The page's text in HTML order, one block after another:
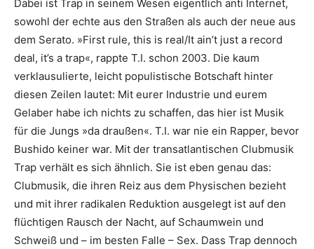
Dabei ist Trap in seinem Wesen eigentlich anti Internet,
sowohl der echte aus den Straßen als auch der neue aus
dem Serato. »First rule, this is real/It ain’t just a record
deal, it’s a trap«, rappte T.I. schon 2003. Die kaum
verklausulierte, leicht populis­tische Botschaft hinter
diesen Zeilen lautet: Mit eurer Industrie und eurem
Gelaber habe ich nichts zu schaffen, das hier ist Musik
für die Jungs »da draußen«. T.I. war nie ein Rapper, bevor
Bushido keiner war. Mit der transatlantischen Clubmusik
Trap verhält es sich ähnlich. Sie ist eben genau das:
Clubmusik, die ihren Reiz aus dem Physischen bezieht
und mit ihrer radikalen Reduktion ausgelegt ist auf den
flüchtigen Rausch der Nacht, auf Schaumwein und
Schweiß und – im besten Falle – Sex. Dass Trap dennoch